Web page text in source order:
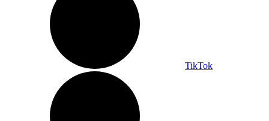
TikTok